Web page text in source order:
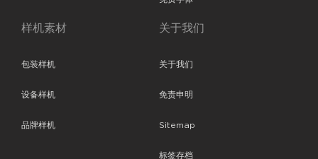
样机素材
包装样机
设备样机
品牌样机
关于我们
关于我们
免责申明
Sitemap
标签存档